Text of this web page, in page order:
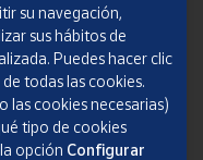
su navegación,
sus hábitos de
Puedes hacer clic
todas las cookies.
las cookies necesarias)
tipo de cookies
opción Configurar